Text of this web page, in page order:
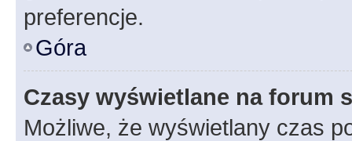
preferencje.
Góra
Czasy wyświetlane na forum
Możliwe, że wyświetlany czas